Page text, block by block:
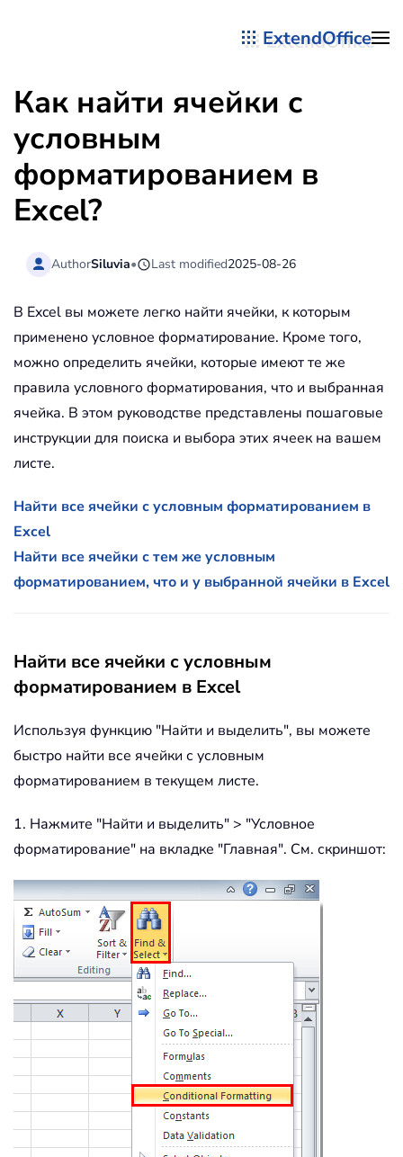
ExtendOffice
Как найти ячейки с
условным
форматированием в
Excel?
AuthorSiluvia• Last modified2025-08-26
В Excel вы можете легко найти ячейки, к которым
применено условное форматирование. Кроме того,
можно определить ячейки, которые имеют те же
правила условного форматирования, что и выбранная
ячейка. В этом руководстве представлены пошаговые
инструкции для поиска и выбора этих ячеек на вашем
листе.
Найти все ячейки с условным форматированием в
Excel
Найти все ячейки с тем же условным
форматированием, что и у выбранной ячейки в Excel
Найти все ячейки с условным
форматированием в Excel
Используя функцию "Найти и выделить", вы можете
быстро найти все ячейки с условным
форматированием в текущем листе.
1. Нажмите "Найти и выделить" > "Условное
форматирование" на вкладке "Главная". См. скриншот: